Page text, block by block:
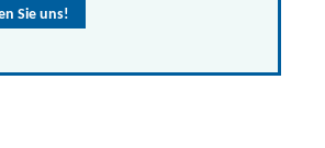
Sie uns!